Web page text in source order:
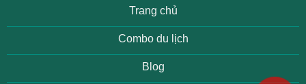
Trang chủ
Combo du lịch
Blog